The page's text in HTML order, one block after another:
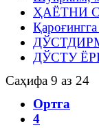
ҲАЁТНИ
ДЎСТУ
Саҳифа 9 аз 24
Ортга
4